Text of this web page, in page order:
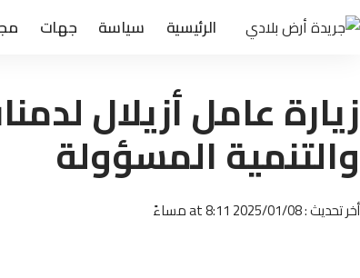
الرئيسية سياسة جهات
زيارة عامل أزيلال
والتنمية المسؤولة
أخر تحديث : 2025/01/08 at 8:11 مساءً